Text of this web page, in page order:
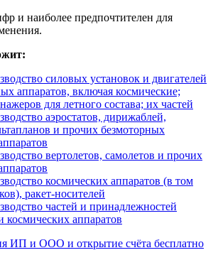
и наиболее предпочтителен для
силовых установок и двигателей
аппаратов, включая космические;
для летного состава; их частей
аэростатов, дирижаблей,
и прочих безмоторных
вертолетов, самолетов и прочих
космических аппаратов (в том
ракет-носителей
частей и принадлежностей
космических аппаратов
ИП и ООО и открытие счёта бесплатно